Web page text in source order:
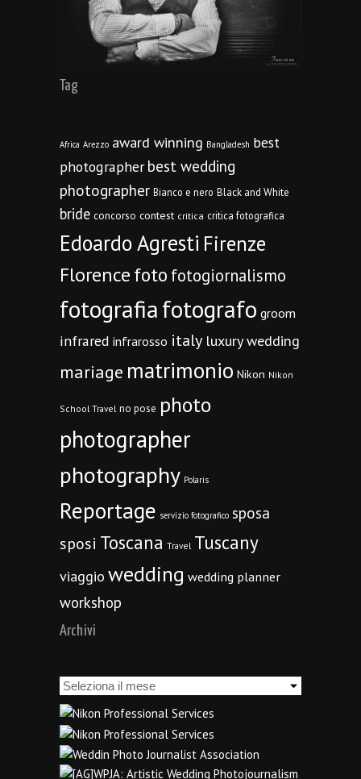
Tag
Africa Arezzo award winning Bangladesh best
photographer best wedding
photographer Bianco e nero Black and White
bride concorso contest critica critica fotografica
Edoardo Agresti Firenze
Florencefoto fotogiornalismo
fotografiafotografo groom
infrared infrarosso italy luxury wedding
mariage matrimonio Nikon Nikon
School Travel no pose photo
photographer
photography Polaris
Reportage servizio fotografico sposa
sposi Toscana Travel Tuscany
viaggio wedding wedding planner
workshop
Archivi
Archivi